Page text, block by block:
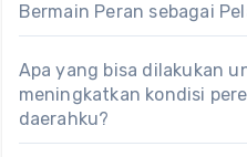
Bermain Peran sebagai
Apa yang bisa dilakukan
meningkatkan kondisi
daerahku?